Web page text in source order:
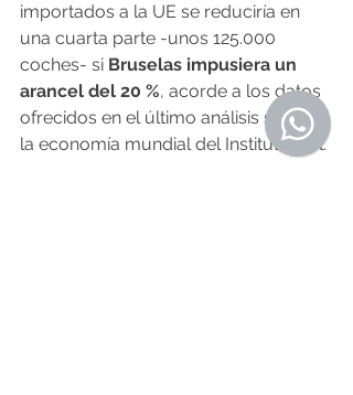
importados a la UE se reduciría en
una cuarta parte -unos 125.000
coches- si Bruselas impusiera un
arancel del 20 %, acorde a los datos
ofrecidos en el último análisis sobre
la economía mundial del Instituto Kiel.